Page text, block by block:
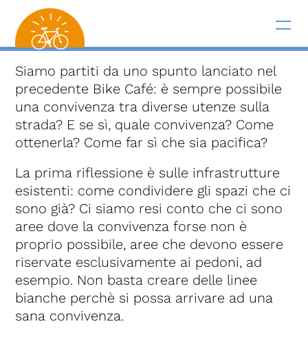
Siamo partiti da uno spunto lanciato nel
precedente Bike Café: è sempre possibile
una convivenza tra diverse utenze sulla
strada? E se sì, quale convivenza? Come
ottenerla? Come far sì che sia pacifica?
La prima riflessione è sulle infrastrutture
esistenti: come condividere gli spazi che ci
sono già? Ci siamo resi conto che ci sono
aree dove la convivenza forse non è
proprio possibile, aree che devono essere
riservate esclusivamente ai pedoni, ad
esempio. Non basta creare delle linee
bianche perchè si possa arrivare ad una
sana convivenza.